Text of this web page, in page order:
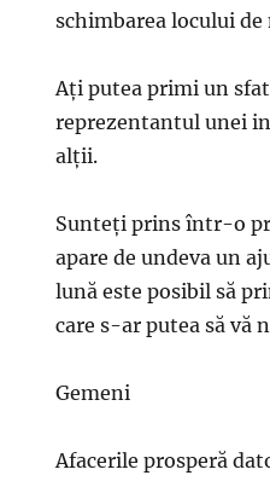
schimbarea locului
Aţi putea primi un
reprezentantul unei
alţii.
Sunteţi prins într-o
apare de undeva un
lună este posibil să
care s-ar putea să vă
Gemeni
Afacerile prosperă